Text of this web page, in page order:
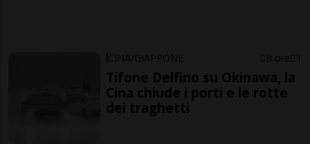
CINA/GIAPPONE 8 ore 1
Tifone Delfino su Okinawa, la
Cina chiude i porti e le rotte
dei traghetti